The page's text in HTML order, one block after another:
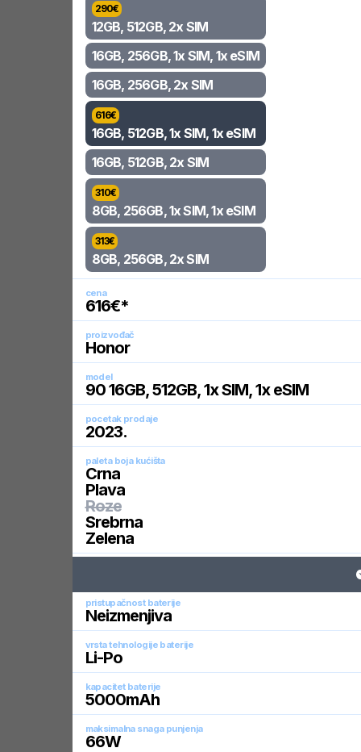
290€
12GB, 512GB, 2x SIM
16GB, 256GB, 1x SIM, 1x eSIM
16GB, 256GB, 2x SIM
616€
16GB, 512GB, 1x SIM, 1x eSIM
16GB, 512GB, 2x SIM
310€
8GB, 256GB, 1x SIM, 1x eSIM
313€
8GB, 256GB, 2x SIM
cena
616€*
proizvođač
Honor
model
90 16GB, 512GB, 1x SIM, 1x eSIM
pocetak prodaje
2023.
paleta boja kućišta
Crna
Plava
Roze
Srebrna
Zelena
pristupačnost baterije
Neizmenjiva
vrsta tehnologije baterije
Li-Po
kapacitet baterije
5000mAh
maksimalna snaga punjenja
66W